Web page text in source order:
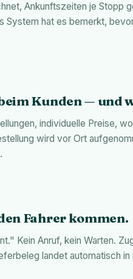
Ankunftszeiten je Stopp
System hat es bemerkt,
Kunden — und
individuelle Preise,
wird vor Ort
Fahrer kommen.
Kein Anruf, kein Warten.
landet automatisch in